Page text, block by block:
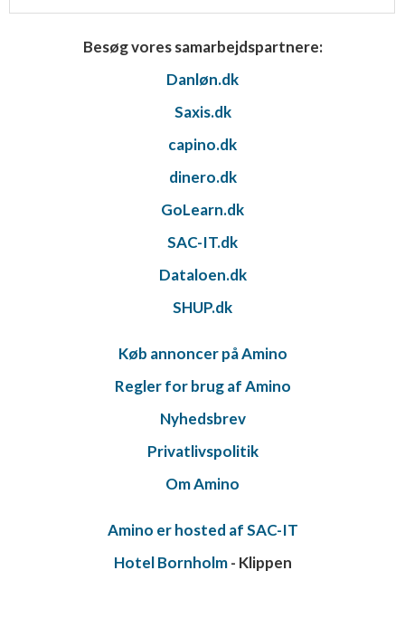
Besøg vores samarbejdspartnere:
Danløn.dk
Saxis.dk
capino.dk
dinero.dk
GoLearn.dk
SAC-IT.dk
Dataloen.dk
SHUP.dk
Køb annoncer på Amino
Regler for brug af Amino
Nyhedsbrev
Privatlivspolitik
Om Amino
Amino er hosted af SAC-IT
Hotel Bornholm- Klippen